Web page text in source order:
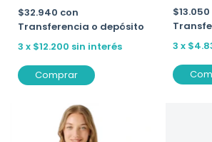
$32.940 con
Transferencia o depósito
3 x $12.200 sin interés
Comprar
$13.050
3 x